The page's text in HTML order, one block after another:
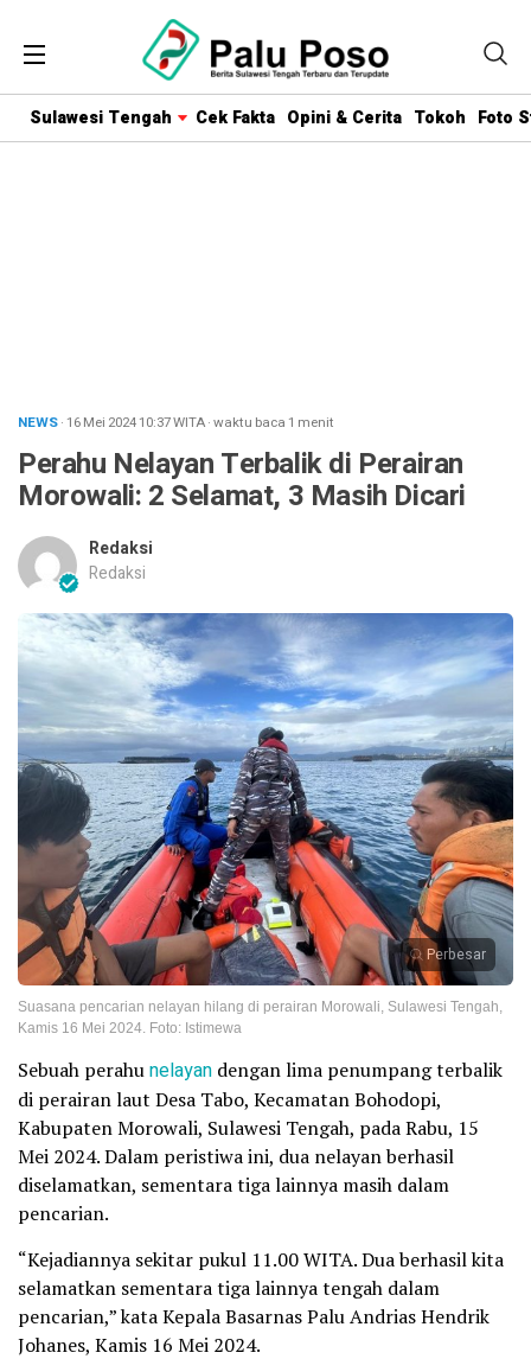
Sulawesi Tengah Cek Fakta Opini & Cerita Tokoh Foto
NEWS· 16 Mei 202410:37WITA·waktu baca 1 menit
Perahu Nelayan Terbalik di Perairan
Morowali: 2 Selamat, 3 Masih Dicari
Redaksi
Redaksi
Perbesar
Suasana pencarian nelayan hilang di perairan Morowali, Sulawesi Tengah,
Kamis 16 Mei 2024. Foto: Istimewa
Sebuah perahunelayan dengan lima penumpang terbalik
di perairan laut Desa Tabo, Kecamatan Bohodopi,
Kabupaten Morowali, Sulawesi Tengah, pada Rabu, 15
Mei 2024. Dalam peristiwa ini, dua nelayan berhasil
diselamatkan, sementara tiga lainnya masih dalam
pencarian.
“Kejadiannya sekitar pukul 11.00 WITA. Dua berhasil kita
selamatkan sementara tiga lainnya tengah dalam
pencarian,” kata Kepala Basarnas Palu Andrias Hendrik
Johanes, Kamis 16 Mei 2024.